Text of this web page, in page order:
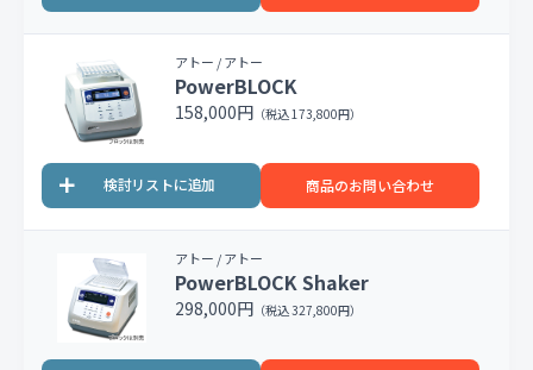
アトー / アトー
PowerBLOCK
158,000円 （税込 173,800円）
商品のお問い合わせ
アトー / アトー
PowerBLOCK Shaker
298,000円 （税込 327,800円）